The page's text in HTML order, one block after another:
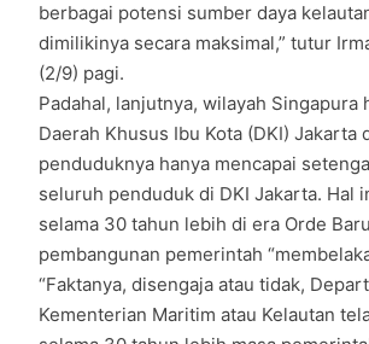
berbagai potensi sumber daya
dimilikinya secara maksimal,” tutur
(2/9) pagi.
Padahal, lanjutnya, wilayah Singapura
Daerah Khusus Ibu Kota (DKI) Jakarta
penduduknya hanya mencapai
seluruh penduduk di DKI Jakarta. Hal
selama 30 tahun lebih di era Orde
pembangunan pemerintah
“Faktanya, disengaja atau tidak,
Kementerian Maritim atau Kelautan